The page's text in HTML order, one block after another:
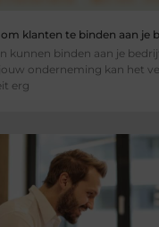
klanten te binden aan je
kunnen binden aan je
onderneming kan het
erg